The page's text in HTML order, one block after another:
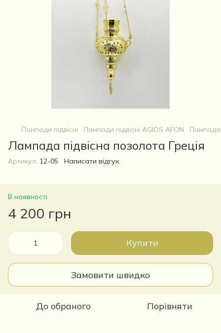
Лампади підвісні Лампади підвісні AGIOS AFON Лампада
Лампада підвісна позолота Греція
Артикул: 12-05 Написати відгук
В наявності
4 200 грн
Купити
Замовити швидко
До обраного Порівняти